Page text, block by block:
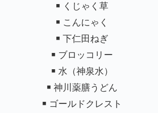
￭ くじゃく草
￭ こんにゃく
￭ 下仁田ねぎ
￭ ブロッコリー
￭ 水（神泉水）
￭ 神川薬膳うどん
￭ ゴールドクレスト